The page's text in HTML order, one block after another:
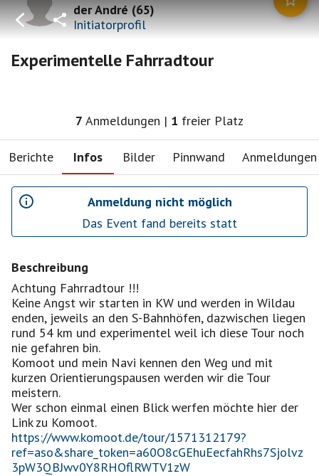
der André(65)
Initiatorprofil
Experimentelle Fahrradtour
7 Anmeldungen | 1 freier Platz
Berichte Infos Bilder Pinnwand Anmeldungen
Anmeldung nicht möglich
Das Event fand bereits statt
Beschreibung
Achtung Fahrradtour !!!
Keine Angst wir starten in KW und werden in Wildau
enden, jeweils an den S-Bahnhöfen, dazwischen liegen
rund 54 km und experimentel weil ich diese Tour noch
nie gefahren bin.
Komoot und mein Navi kennen den Weg und mit
kurzen Orientierungspausen werden wir die Tour
meistern.
Wer schon einmal einen Blick werfen möchte hier der
Link zu Komoot.
https://www.komoot.de/tour/1571312179?
ref=aso&share_token=a60O8cGEhuEecfahRhs7Sjolvz
3pW3QBJwv0Y8RHOflRWTV1zW